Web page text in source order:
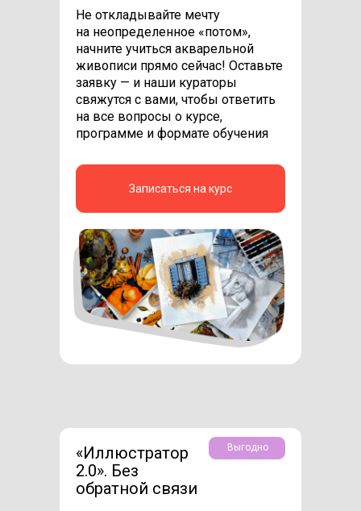
Записаться на курс
Не откладывайте мечту
на неопределенное «потом»,
начните учиться акварельной
живописи прямо сейчас! Оставьте
заявку — и наши кураторы
свяжутся с вами, чтобы ответить
на все вопросы о курсе,
программе и формате обучения
Выгодно
«Иллюстратор
2.0». Без
обратной связи